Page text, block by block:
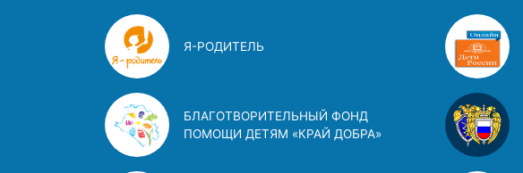
Я-РОДИТЕЛЬ
БЛАГОТВОРИТЕЛЬНЫЙ ФОНД
ПОМОЩИ ДЕТЯМ «КРАЙ ДОБРА»